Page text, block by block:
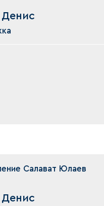
Денис
Салават Юлаев
Денис